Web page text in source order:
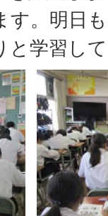
す。明日
と学習し